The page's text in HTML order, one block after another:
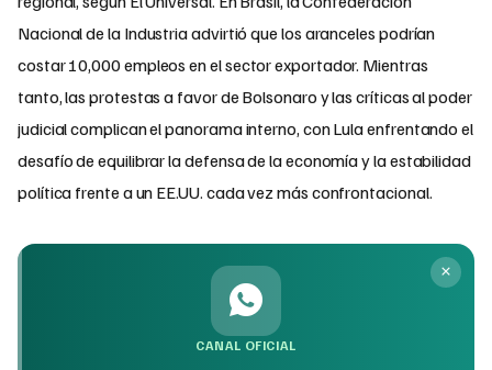
Nacional de la Industria advirtió que los aranceles podrían
costar 10,000 empleos en el sector exportador. Mientras
tanto, las protestas a favor de Bolsonaro y las críticas al poder
judicial complican el panorama interno, con Lula enfrentando el
desafío de equilibrar la defensa de la economía y la estabilidad
política frente a un EE.UU. cada vez más confrontacional.
CANAL OFICIAL